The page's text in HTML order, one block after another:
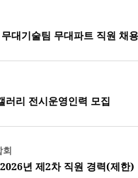
대기술팀 무대파트 직원 채용
러리 전시운영인력 모집
회
년 제2차 직원 경력(제한)